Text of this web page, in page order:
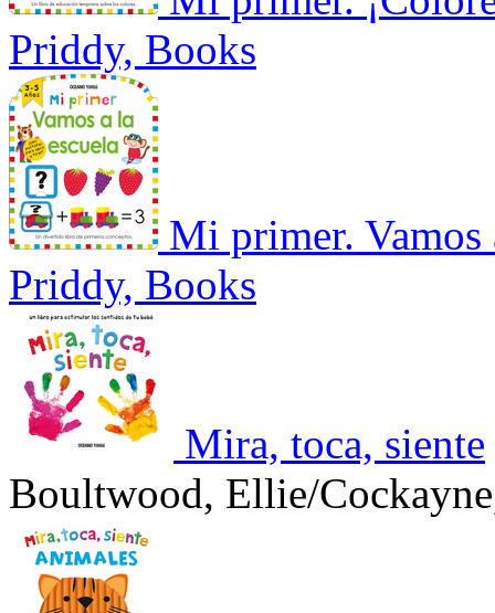
Priddy, Books
Mi primer. Vamos
Priddy, Books
Mira, toca, siente
Boultwood, Ellie/